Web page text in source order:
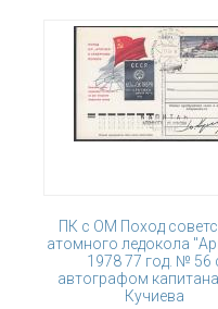
ПК с ОМ Поход
атомного ледокола
1978 77 год. № 56
автографом
Кучиева